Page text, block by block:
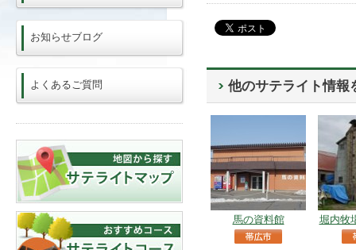
他のサテライト情報
馬の資料館 堀内牧
お知らせブログ
よくあるご質問